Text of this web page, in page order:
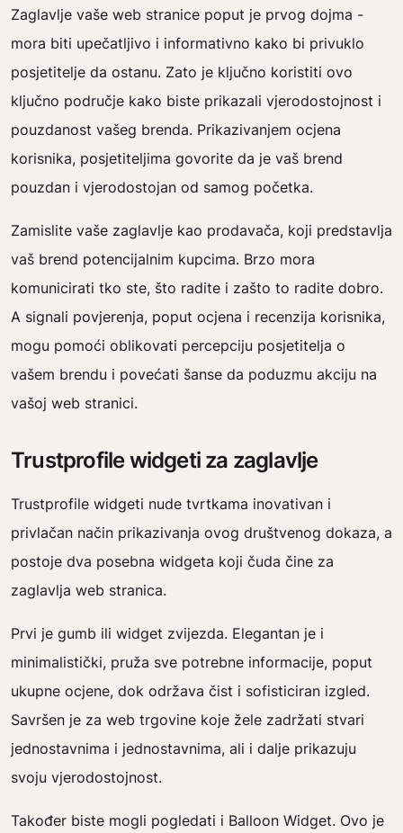
Zaglavlje vaše web stranice poput je prvog dojma -
mora biti upečatljivo i informativno kako bi privuklo
posjetitelje da ostanu. Zato je ključno koristiti ovo
ključno područje kako biste prikazali vjerodostojnost i
pouzdanost vašeg brenda. Prikazivanjem ocjena
korisnika, posjetiteljima govorite da je vaš brend
pouzdan i vjerodostojan od samog početka.
Zamislite vaše zaglavlje kao prodavača, koji predstavlja
vaš brend potencijalnim kupcima. Brzo mora
komunicirati tko ste, što radite i zašto to radite dobro.
A signali povjerenja, poput ocjena i recenzija korisnika,
mogu pomoći oblikovati percepciju posjetitelja o
vašem brendu i povećati šanse da poduzmu akciju na
vašoj web stranici.
Trustprofile widgeti za zaglavlje
Trustprofile widgeti nude tvrtkama inovativan i
privlačan način prikazivanja ovog društvenog dokaza, a
postoje dva posebna widgeta koji čuda čine za
zaglavlja web stranica.
Prvi je gumb ili widget zvijezda. Elegantan je i
minimalistički, pruža sve potrebne informacije, poput
ukupne ocjene, dok održava čist i sofisticiran izgled.
Savršen je za web trgovine koje žele zadržati stvari
jednostavnima i jednostavnima, ali i dalje prikazuju
svoju vjerodostojnost.
Također biste mogli pogledati i Balloon Widget. Ovo je